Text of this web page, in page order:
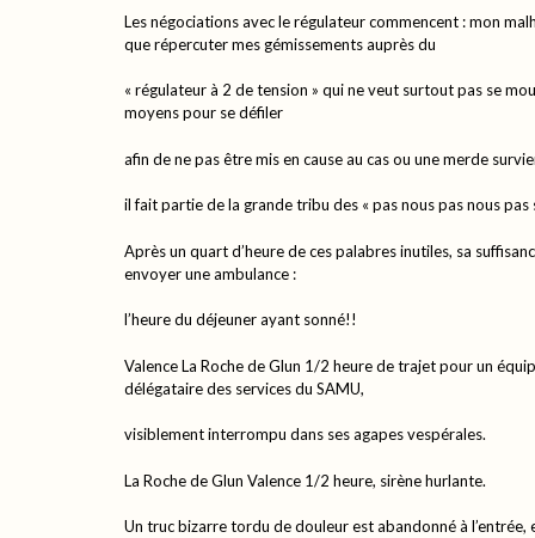
Les négociations avec le régulateur commencent : mon
que répercuter mes gémissements auprès du
« régulateur à 2 de tension » qui ne veut surtout pas se
moyens pour se défiler
afin de ne pas être mis en cause au cas ou une merde
il fait partie de la grande tribu des « pas nous pas nous pas
Après un quart d’heure de ces palabres inutiles, sa
envoyer une ambulance :
l’heure du déjeuner ayant sonné!!
Valence La Roche de Glun 1/2 heure de trajet pour un
délégataire des services du SAMU,
visiblement interrompu dans ses agapes vespérales.
La Roche de Glun Valence 1/2 heure, sirène hurlante.
Un truc bizarre tordu de douleur est abandonné à l’entrée,